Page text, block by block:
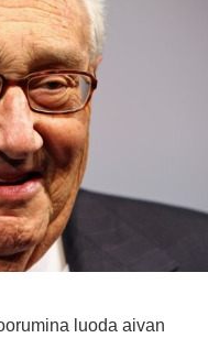
luoda aivan